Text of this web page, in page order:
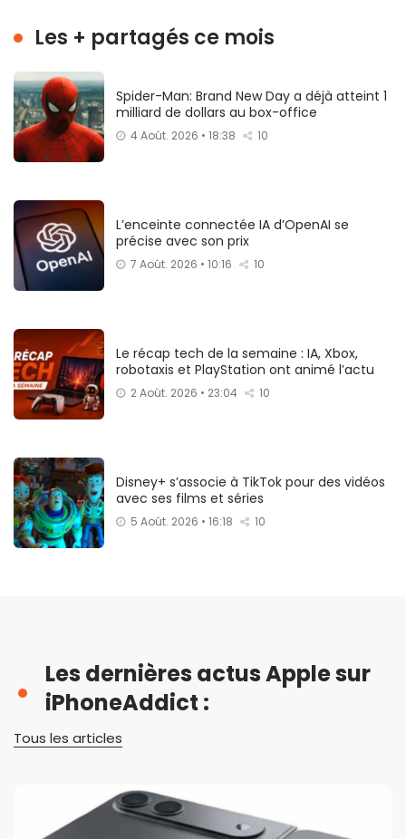
Les + partagés ce mois
Spider-Man: Brand New Day a déjà atteint 1
milliard de dollars au box-office
4 Août. 2026 • 18:38 10
L’enceinte connectée IA d’OpenAI se
précise avec son prix
7 Août. 2026 • 10:16 10
Le récap tech de la semaine : IA, Xbox,
robotaxis et PlayStation ont animé l’actu
2 Août. 2026 • 23:04 10
Disney+ s’associe à TikTok pour des vidéos
avec ses films et séries
5 Août. 2026 • 16:18 10
Les dernières actus Apple sur
iPhoneAddict :
Tous les articles